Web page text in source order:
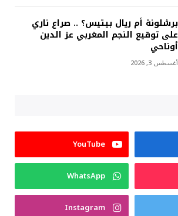
برشلونة أم ريال بيتيس؟ .. صراع ناري
على توقيع النجم المغربي عز الدين
أوناحي
أغسطس 3, 2026
YouTube
WhatsApp
Instagram